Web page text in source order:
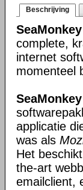
Beschrijving
SeaMonkey
complete,
internet
momenteel
SeaMonkey
applicatie
was als
Het
the-art
emailclient,